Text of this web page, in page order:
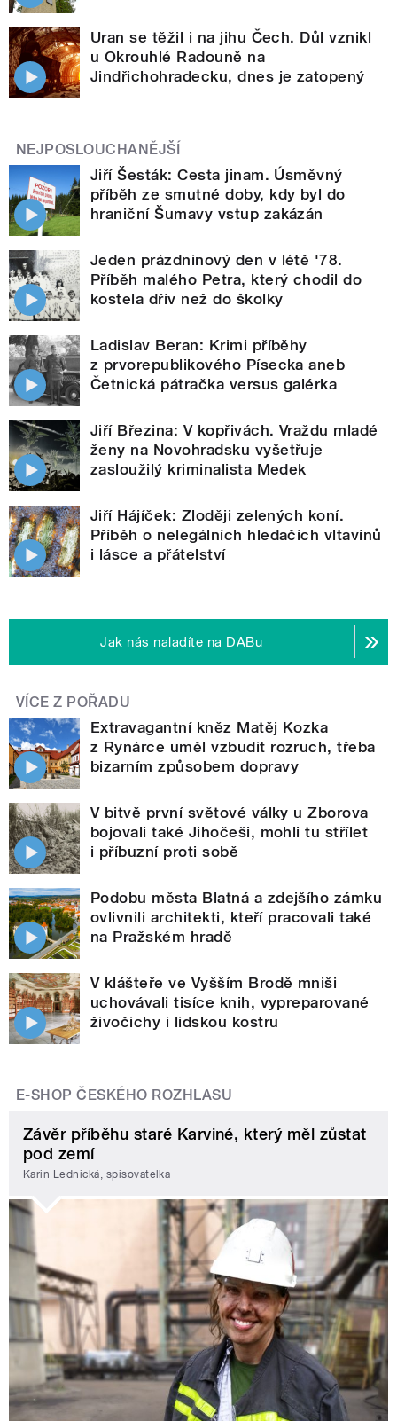
Uran se těžil i na jihu Čech. Důl vznikl
u Okrouhlé Radouně na
Jindřichohradecku, dnes je zatopený
NEJPOSLOUCHANĚJŠÍ
Jiří Šesták: Cesta jinam. Úsměvný
příběh ze smutné doby, kdy byl do
hraniční Šumavy vstup zakázán
Jeden prázdninový den v létě '78.
Příběh malého Petra, který chodil do
kostela dřív než do školky
Ladislav Beran: Krimi příběhy
z prvorepublikového Písecka aneb
Četnická pátračka versus galérka
Jiří Březina: V kopřivách. Vraždu mladé
ženy na Novohradsku vyšetřuje
zasloužilý kriminalista Medek
Jiří Hájíček: Zloději zelených koní.
Příběh o nelegálních hledačích vltavínů
i lásce a přátelství
Jak nás naladíte na DABu
VÍCE Z POŘADU
Extravagantní kněz Matěj Kozka
z Rynárce uměl vzbudit rozruch, třeba
bizarním způsobem dopravy
V bitvě první světové války u Zborova
bojovali také Jihočeši, mohli tu střílet
i příbuzní proti sobě
Podobu města Blatná a zdejšího zámku
ovlivnili architekti, kteří pracovali také
na Pražském hradě
V klášteře ve Vyšším Brodě mniši
uchovávali tisíce knih, vypreparované
živočichy i lidskou kostru
E-SHOP ČESKÉHO ROZHLASU
Závěr příběhu staré Karviné, který měl zůstat
pod zemí
Karin Lednická, spisovatelka